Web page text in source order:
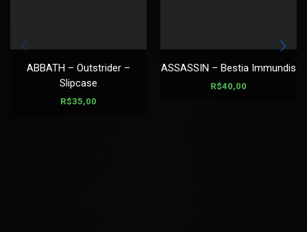
ABBATH – Outstrider –
Slipcase
R$35,00
ASSASSIN – Bestia Immundis
R$40,00